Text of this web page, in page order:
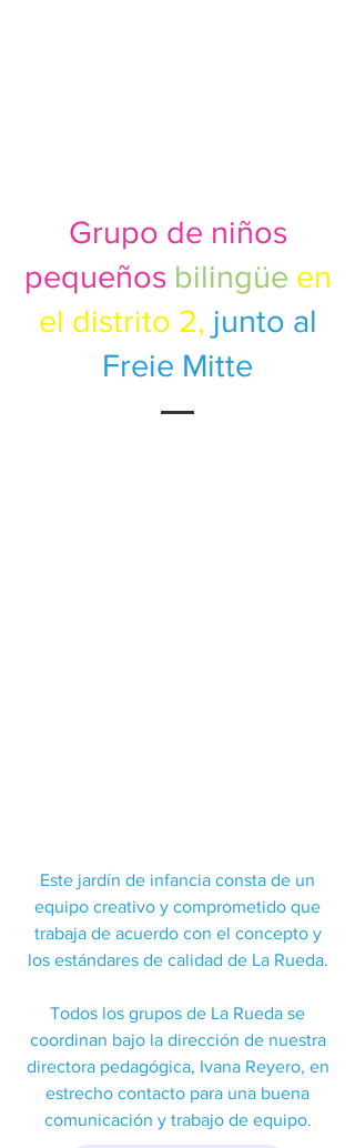
Grupo de niños
pequeños bilingüe en
el distrito 2, junto al
Freie Mitte
Este jardín de infancia consta de un
equipo creativo y comprometido que
trabaja de acuerdo con el concepto y
los estándares de calidad de La Rueda.
Todos los grupos de La Rueda se
coordinan bajo la dirección de nuestra
directora pedagógica, Ivana Reyero, en
estrecho contacto para una buena
comunicación y trabajo de equipo.